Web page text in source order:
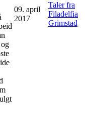
09. april
2017
Taler fra
Filadelfia
Grimstad